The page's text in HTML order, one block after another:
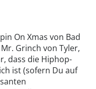
On Xmas von Bad
Grinch von Tyler,
dass die Hiphop-
ist (sofern Du auf